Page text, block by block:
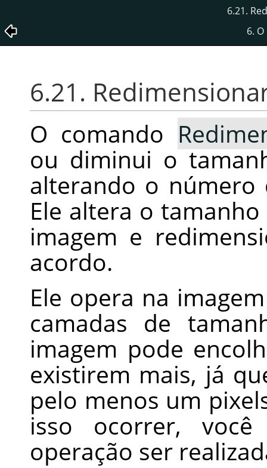
6.21.
6.
6.21.
O comando
ou diminui o
alterando o número
Ele altera o
imagem e
acordo.
Ele opera na
camadas de
imagem pode
existirem mais, já
pelo menos um
isso ocorrer,
operação ser